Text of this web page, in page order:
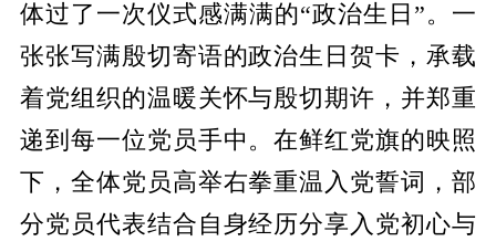
体过了一次仪式感满满的“政治生日”。一
张张写满殷切寄语的政治生日贺卡，承载
着党组织的温暖关怀与殷切期许，并郑重
递到每一位党员手中。在鲜红党旗的映照
下，全体党员高举右拳重温入党誓词，部
分党员代表结合自身经历分享入党初心与